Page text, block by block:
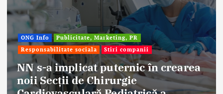
ONG Info
Publicitate, Marketing, PR
Responsabilitate sociala
Stiri companii
NN s-a implicat puternic în crearea
noii Secții de Chirurgie